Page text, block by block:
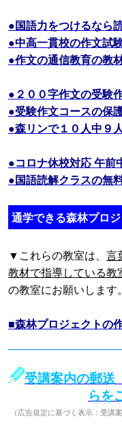
●国語力をつけるなら
●中高一貫校の作文試
●作文の通信教育の教
●２００字作文の受験
●受験作文コースの保
●森リンで１０人中９
●コロナ休校対応 午前
●国語読解クラスの無
通学できる森林プロ
▼これらの教室は、 言
教材で指導している教
の教室にお願いします。
■森林プロジェクトの
受講案内の郵送
らを
（広告規定に基づく表示：受